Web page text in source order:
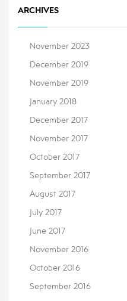
ARCHIVES
November 2023
December 2019
November 2019
January 2018
December 2017
November 2017
October 2017
September 2017
August 2017
July 2017
June 2017
November 2016
October 2016
September 2016